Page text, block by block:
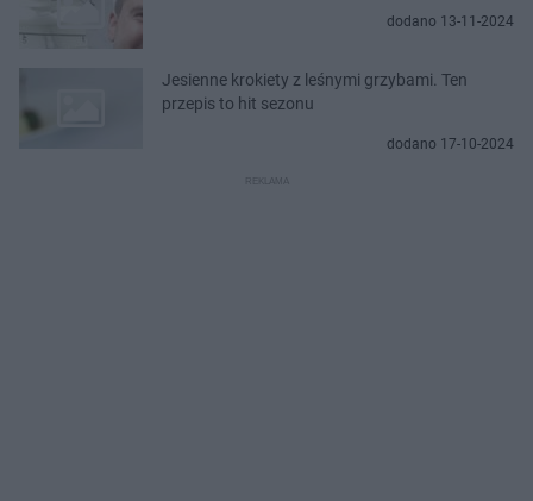
dodano 13-11-2024
Jesienne krokiety z leśnymi grzybami. Ten
przepis to hit sezonu
dodano 17-10-2024